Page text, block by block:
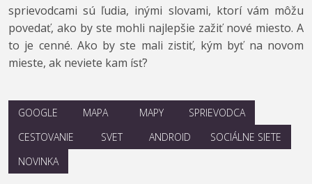
sprievodcami sú ľudia, inými slovami, ktorí vám môžu
povedať, ako by ste mohli najlepšie zažiť nové miesto. A
to je cenné. Ako by ste mali zistiť, kým byť na novom
mieste, ak neviete kam ísť?
GOOGLE MAPA MAPY
SPRIEVODCA
CESTOVANIE
SVET ANDROID
SOCIÁLNE SIETE
NOVINKA